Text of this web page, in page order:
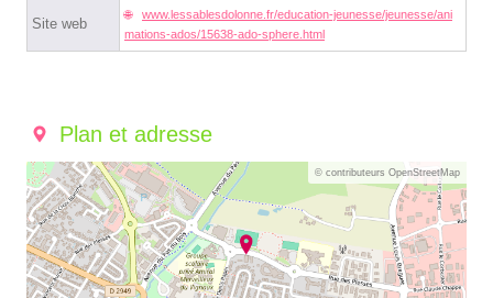
Site web
www.lessablesdolonne.fr/education-jeunesse/jeunesse/ani
mations-ados/15638-ado-sphere.html
Plan et adresse
© contributeurs OpenStreetMap